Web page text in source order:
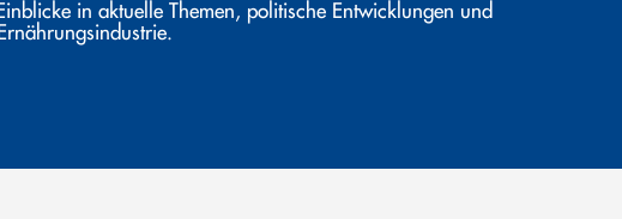
in aktuelle Themen, politische Entwicklungen und